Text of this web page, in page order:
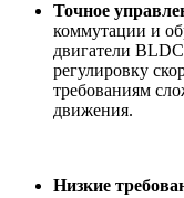
Точное
коммутации и
двигатели
регулировку
требованиям
движения.
Низкие